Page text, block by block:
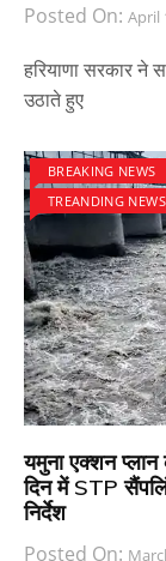
Posted On: April
हरियाणा सरकार ने
उठाते हुए
BREAKING NEWS
TREANDING NEWS
यमुना एक्शन
दिन में STP
निर्देश
Posted On: